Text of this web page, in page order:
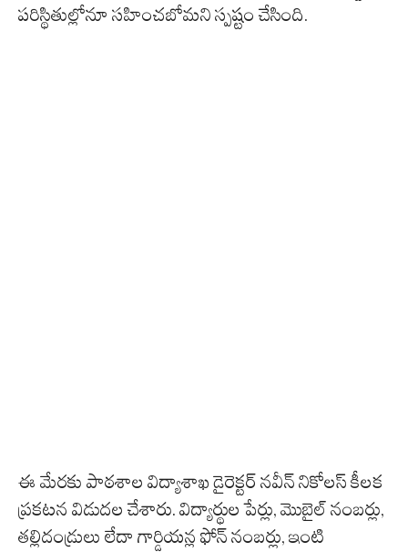
పరిస్థితుల్లోనూ సహించబోమని స్పష్టం చేసింది.
ఈ మేరకు పాఠశాల విద్యాశాఖ డైరెక్టర్ నవీన్ నికోలస్ కీలక
ప్రకటన విడుదల చేశారు. విద్యార్థుల పేర్లు, మొబైల్ నంబర్లు,
తల్లిదండ్రులు లేదా గార్డియన్ల ఫోన్ నంబర్లు, ఇంటి